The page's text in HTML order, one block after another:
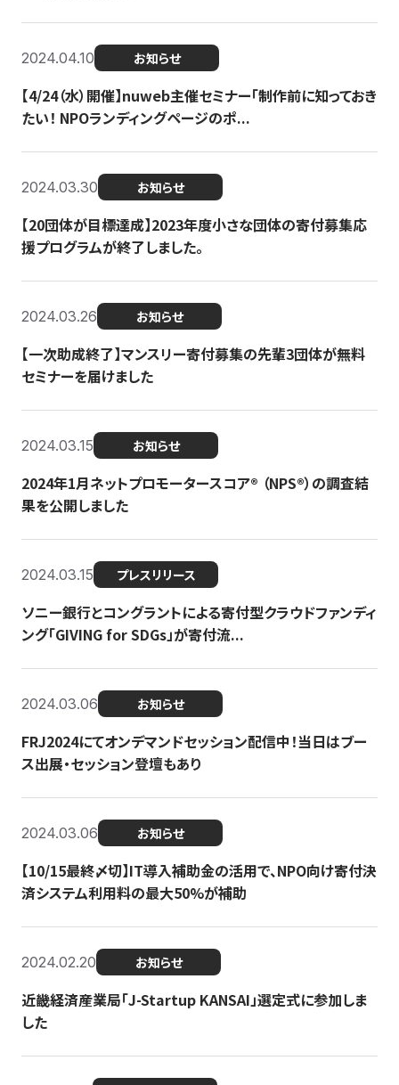
2024.04.10 お知らせ
【4/24（水）開催】nuweb主催セミナー「制作前に知っておき
たい！ NPOランディングページのポ...
2024.03.30 お知らせ
【20団体が目標達成】2023年度小さな団体の寄付募集応
援プログラムが終了しました。
2024.03.26 お知らせ
【一次助成終了】マンスリー寄付募集の先輩3団体が無料
セミナーを届けました
2024.03.15 お知らせ
2024年1月ネットプロモータースコア®︎ （NPS®︎）の調査結
果を公開しました
2024.03.15 プレスリリース
ソニー銀行とコングラントによる寄付型クラウドファンディ
ング「GIVING for SDGs」が寄付流...
2024.03.06 お知らせ
FRJ2024にてオンデマンドセッション配信中！当日はブー
ス出展・セッション登壇もあり
2024.03.06 お知らせ
【10/15最終〆切】IT導入補助金の活用で、NPO向け寄付決
済システム利用料の最大50%が補助
2024.02.20 お知らせ
近畿経済産業局「J-Startup KANSAI」選定式に参加しま
した